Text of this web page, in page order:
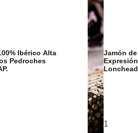
Ibérico Alta
Pedroches
Jamón
1